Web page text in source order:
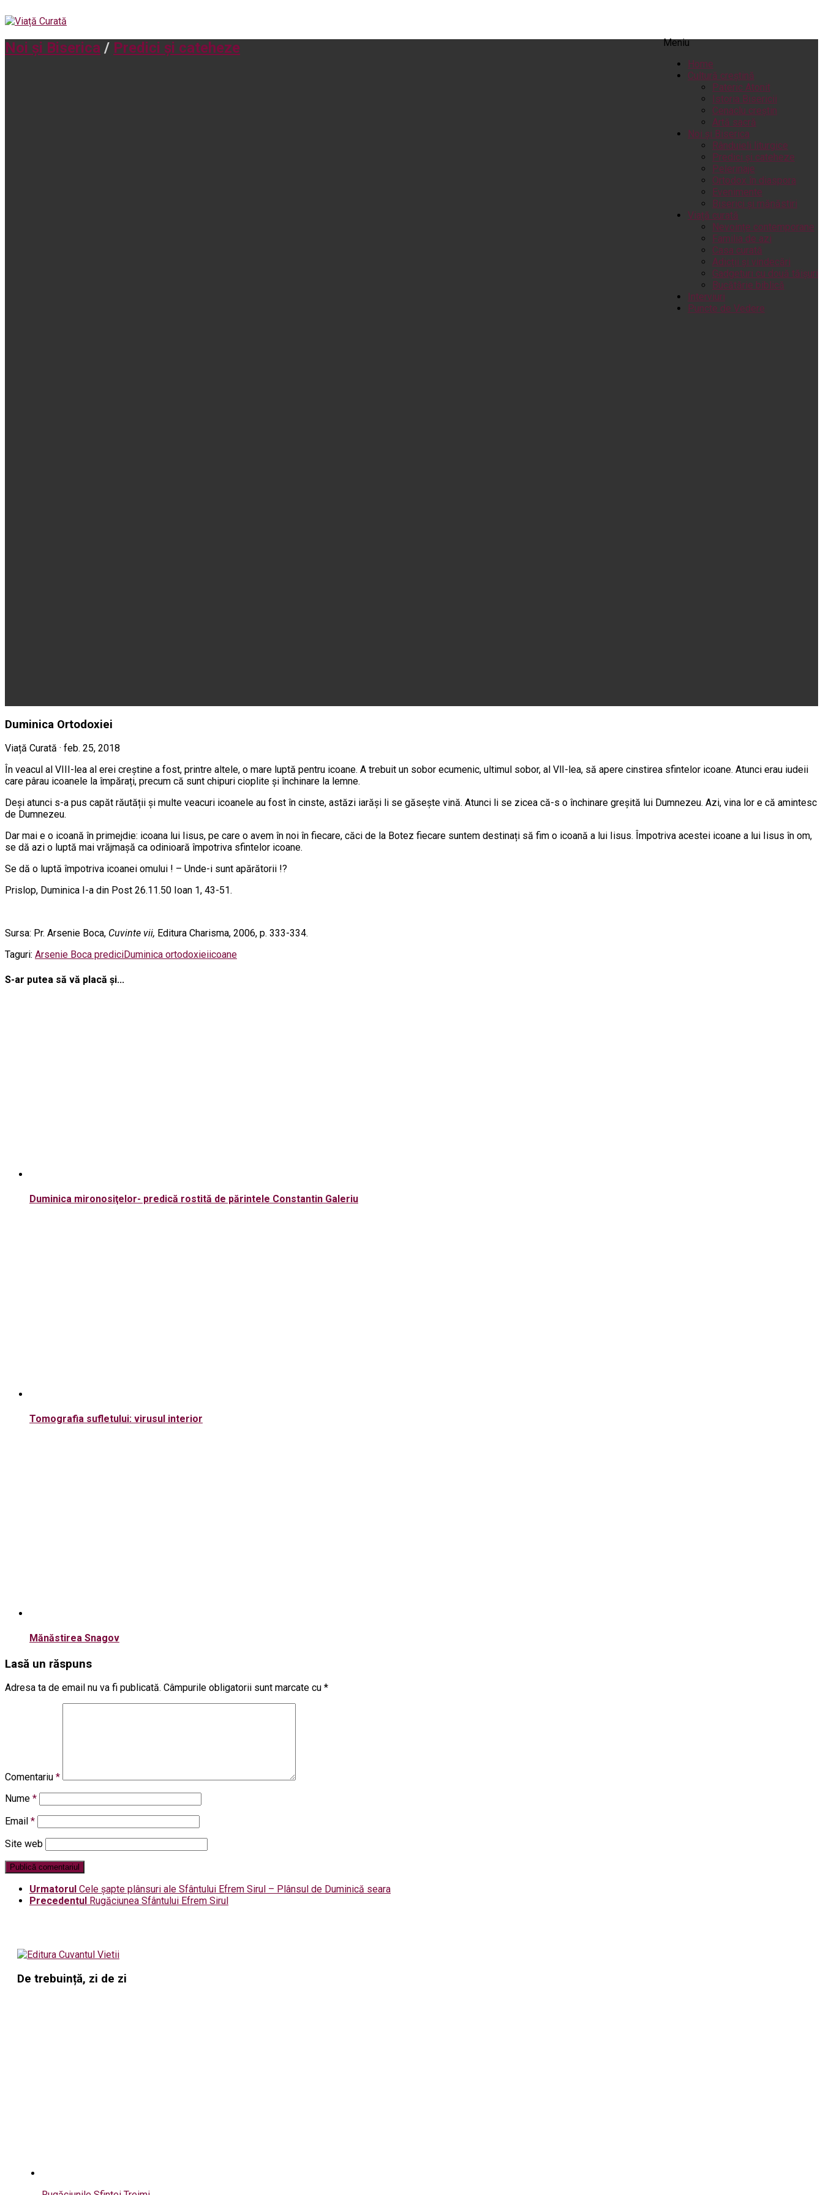
Meniu
Home
Cultură creștină
Pateric Atonit
Istoria Bisericii
Cenaclu creștin
Artă sacră
Noi și Biserica
Rânduieli liturgice
Predici și cateheze
Pelerinaje
Ortodox în diaspora
Evenimente
Biserici și mănăstiri
Viață curată
Nevoințe contemporane
Familia de azi
Casa curată
Adicții și vindecări
Gadgeturi cu două tăișuri
Bucătărie biblică
Interviuri
Puncte de Vedere
Noi și Biserica / Predici și cateheze
Duminica Ortodoxiei
Viață Curată · feb. 25, 2018
În veacul al VIII-lea al erei creștine a fost, printre altele, o mare luptă pentru icoane. A trebuit un sobor ecumenic, ultimul sobor, al VlI-lea, să apere cinstirea sfintelor icoane. Atunci erau iudeii
care pârau icoanele la împărați, precum că sunt chipuri cioplite și închinare la lemne.
Deși atunci s-a pus capăt răutății şi multe veacuri icoanele au fost în cinste, astăzi iarăși li se găseşte vină. Atunci li se zicea că-s o închinare greșită lui Dumnezeu. Azi, vina lor e că amintesc
de Dumnezeu.
Dar mai e o icoană în primejdie: icoana lui Iisus, pe care o avem în noi în fiecare, căci de la Botez fiecare suntem destinați să fim o icoană a lui Iisus. Împotriva acestei icoane a lui Iisus în om,
se dă azi o luptă mai vrăjmașă ca odinioară împotriva sfintelor icoane.
Se dă o luptă împotriva icoanei omului ! – Unde-i sunt apărătorii !?
Prislop, Duminica I-a din Post 26.11.50 Ioan 1, 43-51.
Sursa: Pr. Arsenie Boca, Cuvinte vii, Editura Charisma, 2006, p. 333-334.
Taguri: Arsenie Boca prediciDuminica ortodoxieiicoane
S-ar putea să vă placă și...
Duminica mironosiţelor- predică rostită de părintele Constantin Galeriu
Tomografia sufletului: virusul interior
Mănăstirea Snagov
Lasă un răspuns
Adresa ta de email nu va fi publicată. Câmpurile obligatorii sunt marcate cu *
Comentariu *
Nume *
Email *
Site web
Urmatorul Cele șapte plânsuri ale Sfântului Efrem Sirul – Plânsul de Duminică seara
Precedentul Rugăciunea Sfântului Efrem Sirul
De trebuință, zi de zi